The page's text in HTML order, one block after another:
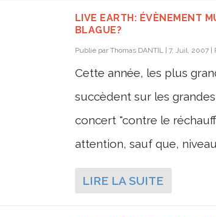
LIVE EARTH: ÉVÈNEMENT
BLAGUE?
Publié par Thomas DANTIL| 7, Juil, 2007|
Cette année, les plus
succèdent sur les
concert "contre le
attention, sauf que,
LIRE LA SUITE